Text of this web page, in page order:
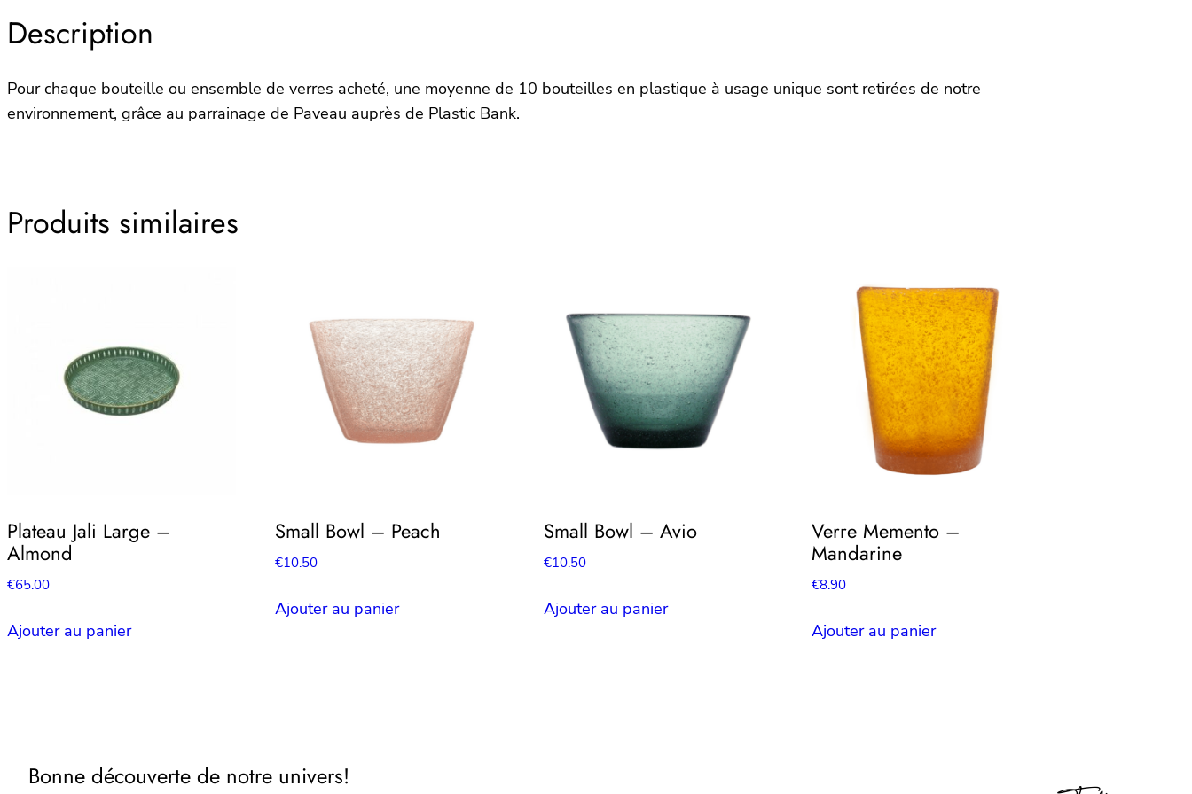
Description
Pour chaque bouteille ou ensemble de verres acheté, une moyenne de 10 bouteilles en plastique à usage unique sont retirées de notre
environnement, grâce au parrainage de Paveau auprès de Plastic Bank.
Produits similaires
Plateau Jali Large –
Almond
€65.00
Ajouter au panier
Small Bowl – Peach
€10.50
Ajouter au panier
Small Bowl – Avio
€10.50
Ajouter au panier
Verre Memento –
Mandarine
€8.90
Ajouter au panier
Bonne découverte de notre univers!